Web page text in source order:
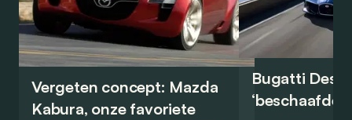
Vergeten concept: Mazda
Kabura, onze favoriete
Bugatti
‘beschaafde’